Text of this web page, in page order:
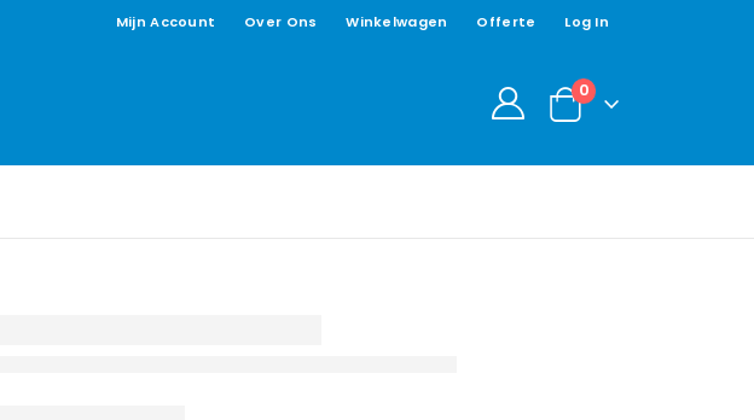
Mijn Account Over Ons Winkelwagen Offerte Log In
0